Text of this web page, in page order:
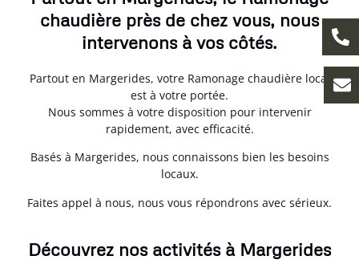
chaudière près de chez vous, nous
intervenons à vos côtés.
Partout en Margerides, votre Ramonage chaudière local
est à votre portée.
Nous sommes à votre disposition pour intervenir
rapidement, avec efficacité.
Basés à Margerides, nous connaissons bien les besoins
locaux.
Faites appel à nous, nous vous répondrons avec sérieux.
Découvrez nos activités à Margerides